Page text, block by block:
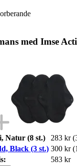
med Imse
Natur (8 st.) 283 kr
Black (3 st.) 300 kr
583 kr